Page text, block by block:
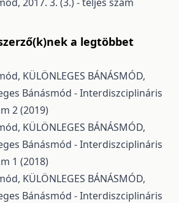
a legtöbbet
KÜLÖNLEGES BÁNÁSMÓD,
Bánásmód - Interdiszciplináris
2 (2019)
KÜLÖNLEGES BÁNÁSMÓD,
Bánásmód - Interdiszciplináris
1 (2018)
KÜLÖNLEGES BÁNÁSMÓD,
Bánásmód - Interdiszciplináris